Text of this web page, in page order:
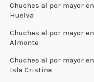
Chuches al por mayor en
Huelva
Chuches al por mayor en
Almonte
Chuches al por mayor en
Isla Cristina